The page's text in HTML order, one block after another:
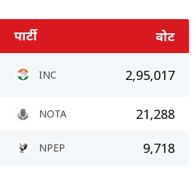
पार्टी वोट
INC 2,95,017
NOTA 21,288
NPEP 9,718